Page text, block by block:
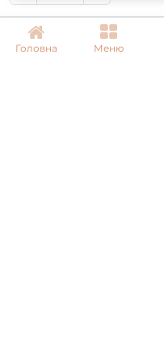
Головна Меню
Сб, Нд: вихідний
Email: